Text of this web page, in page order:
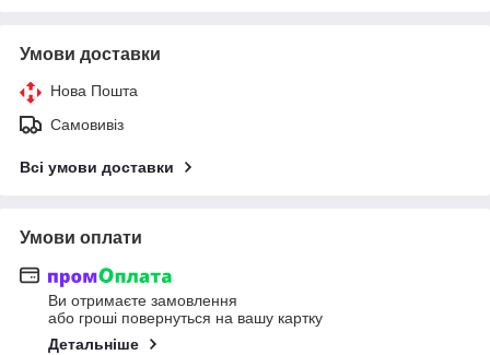
Умови доставки
Нова Пошта
Самовивіз
Всі умови доставки
Умови оплати
Ви отримаєте замовлення
або гроші повернуться на вашу картку
Детальніше